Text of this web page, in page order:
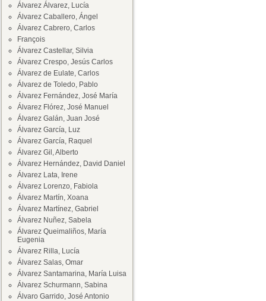
Álvarez Álvarez, Lucía
Álvarez Caballero, Ángel
Álvarez Cabrero, Carlos
François
Álvarez Castellar, Silvia
Álvarez Crespo, Jesús Carlos
Álvarez de Eulate, Carlos
Álvarez de Toledo, Pablo
Álvarez Fernández, José María
Álvarez Flórez, José Manuel
Álvarez Galán, Juan José
Álvarez García, Luz
Álvarez García, Raquel
Álvarez Gil, Alberto
Álvarez Hernández, David Daniel
Álvarez Lata, Irene
Álvarez Lorenzo, Fabiola
Álvarez Martín, Xoana
Álvarez Martínez, Gabriel
Álvarez Nuñez, Sabela
Álvarez Queimaliños, María
Eugenia
Álvarez Rilla, Lucía
Álvarez Salas, Omar
Álvarez Santamarina, María Luisa
Álvarez Schurmann, Sabina
Álvaro Garrido, José Antonio